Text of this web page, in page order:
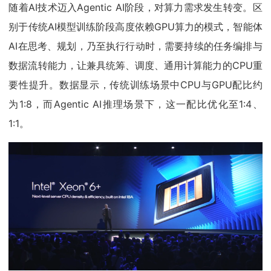
随着AI技术迈入Agentic AI阶段，对算力需求发生转变。区
别于传统AI模型训练阶段高度依赖GPU算力的模式，智能体
AI在思考、规划，乃至执行行动时，需要持续的任务编排与
数据流转能力，让兼具统筹、调度、通用计算能力的CPU重
要性提升。数据显示，传统训练场景中CPU与GPU配比约
为1:8，而Agentic AI推理场景下，这一配比优化至1:4、
1:1。